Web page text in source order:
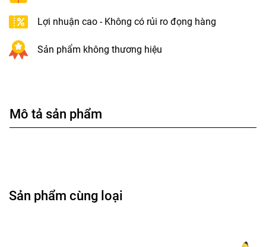
Lợi nhuận cao - Không có rủi ro đọng hàng
Sản phẩm không thương hiệu
Mô tả sản phẩm
Sản phẩm cùng loại